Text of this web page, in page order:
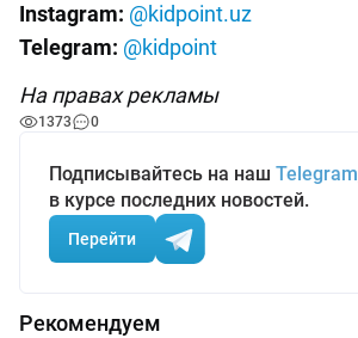
Instagram: @kidpoint.uz
Telegram: @kidpoint
На правах рекламы
1373 0
Подписывайтесь на наш Telegram
в курсе последних новостей.
Перейти
Рекомендуем